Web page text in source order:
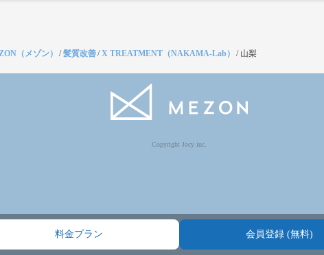
料金プラン 会員登録 (無料)
（メゾン） /髪質改善/X TREATMENT（NAKAMA-Lab） / 山梨
Copyright Jocy inc.